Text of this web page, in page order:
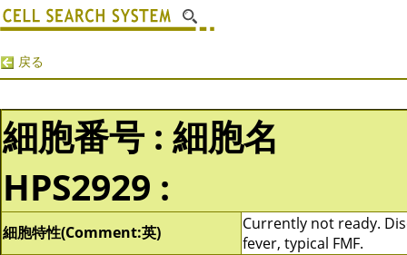
戻る
細胞番号 : 細胞名
HPS2929 :
細胞特性(Comment:英)
Currently not ready.
fever, typical FMF.